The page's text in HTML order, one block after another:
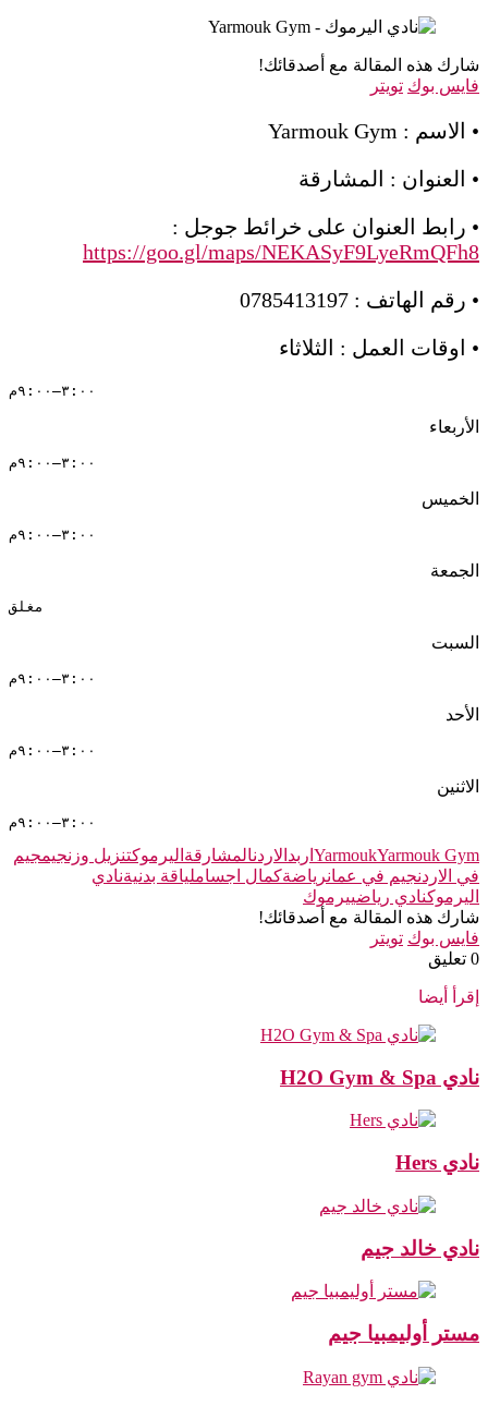
شارك هذه المقالة مع أصدقائك!
فايس بوك تويتر
• الاسم : Yarmouk Gym
• العنوان : المشارقة
• رابط العنوان على خرائط جوجل :
https://goo.gl/maps/NEKASyF9LyeRmQFh8
• رقم الهاتف : 0785413197
• اوقات العمل : الثلاثاء
٣:٠٠–٩:٠٠م
الأربعاء
٣:٠٠–٩:٠٠م
الخميس
٣:٠٠–٩:٠٠م
الجمعة
مغلق
السبت
٣:٠٠–٩:٠٠م
الأحد
٣:٠٠–٩:٠٠م
الاثنين
٣:٠٠–٩:٠٠م
YarmoukYarmouk Gym اربد الاردنالمشارقة اليرموكتنزيل وزنجيمجيم
في الاردنجيم في عمانرياضةكمال اجساملياقة بدنيةنادي
اليرموكنادي رياضييرموك
شارك هذه المقالة مع أصدقائك!
فايس بوك تويتر
‫0 تعليق
إقرأ أيضا
نادي H2O Gym & Spa
نادي Hers
نادي خالد جيم
مستر أوليمبيا جيم